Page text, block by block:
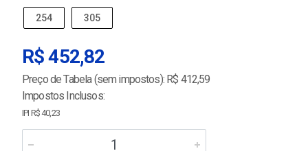
254 305
R$ 452,82
Preço de Tabela (sem impostos): R$ 412,59
Impostos Inclusos:
IPI R$ 40,23